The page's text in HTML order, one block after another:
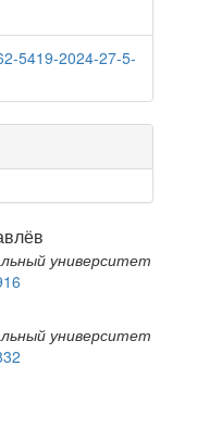
5419-2024-27-5-
университет
университет